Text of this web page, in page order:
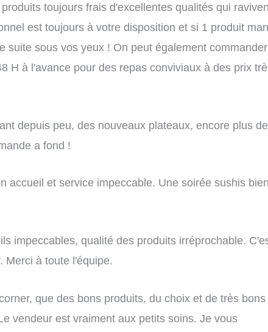
toujours frais d'excellentes qualités qui
est toujours à votre disposition et si 1 produit
suite sous vos yeux ! On peut également
H à l'avance pour des repas conviviaux à des prix
depuis peu, des nouveaux plateaux, encore plus de
a fond !
accueil et service impeccable. Une soirée sushis bien
impeccables, qualité des produits irréprochable.
Merci à toute l'équipe.
que des bons produits, du choix et de très
vendeur est vraiment aux petits soins. Je vous